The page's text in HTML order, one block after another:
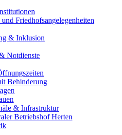
Friedhofsangelegenheiten
& Inklusion
Notdienste
Behinderung
& Infrastruktur
Betriebshof Herten